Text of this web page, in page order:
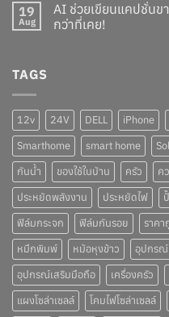
19
Aug
AI ช่วยเขียนแคปชั่นข
กว่าที่เคย!
TAGS
12v 24V DELL iPhone
Smarthome
smart home
กันน้ำ
ของใช้ในบ้าน ครัว ค
ประหยัดพลังงาน
ประหยัดไฟ
ฟิล์มกระจก
ฟิล์มกันรอย ราคา
หมึกพิมพ์
หม้อหุงข้าว อุปกรณ์
อุปกรณ์เสริมมือถือ
เครื่องครัว
แผงโซล่าเซลล์
โคมไฟโซล่าเซลล์